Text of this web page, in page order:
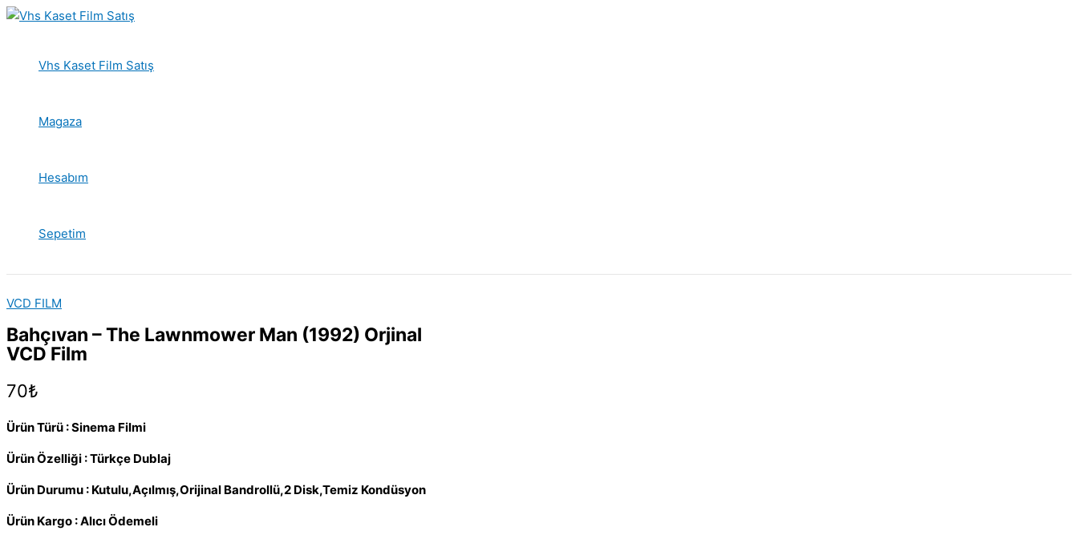
İçeriğe
Vhs Kaset Film Satış
Magaza
Hesabım
Sepetim
VCD FILM
Bahçıvan – The Lawnmower Man (1992) Orjinal
VCD Film
70₺
Ürün Türü : Sinema Filmi
Ürün Özelliği : Türkçe Dublaj
Ürün Durumu : Kutulu,Açılmış,Orijinal Bandrollü,2 Disk,Temiz Kondüsyon
Ürün Kargo : Alıcı Ödemeli